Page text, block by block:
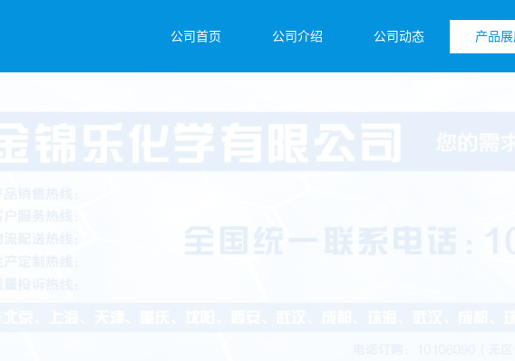
公司首页 公司介绍 公司动态 产品